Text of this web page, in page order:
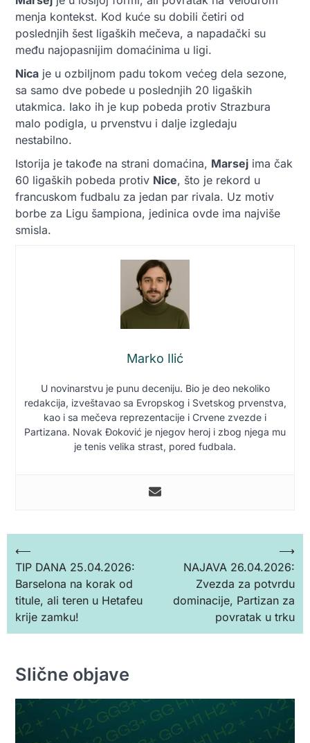
menja kontekst. Kod kuće su dobili četiri od
poslednjih šest ligaških mečeva, a napadački su
među najopasnijim domaćinima u ligi.
Nica je u ozbiljnom padu tokom većeg dela sezone,
sa samo dve pobede u poslednjih 20 ligaških
utakmica. Iako ih je kup pobeda protiv Strazbura
malo podigla, u prvenstvu i dalje izgledaju
nestabilno.
Istorija je takođe na strani domaćina, Marsej ima čak
60 ligaških pobeda protiv Nice, što je rekord u
francuskom fudbalu za jedan par rivala. Uz motiv
borbe za Ligu šampiona, jedinica ovde ima najviše
smisla.
Marko Ilić
U novinarstvu je punu deceniju. Bio je deo nekoliko
redakcija, izveštavao sa Evropskog i Svetskog prvenstva,
kao i sa mečeva reprezentacije i Crvene zvezde i
Partizana. Novak Đoković je njegov heroj i zbog njega mu
je tenis velika strast, pored fudbala.
Кретање
чланка
⟵
TIP DANA 25.04.2026:
Barselona na korak od
titule, ali teren u Hetafeu
krije zamku!
NAJAVA 26.04.2026:
Zvezda za potvrdu
dominacije, Partizan za
povratak u trku
⟶
Slične objave